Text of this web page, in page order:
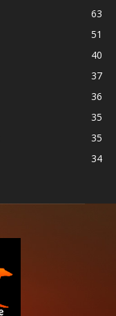
63
51
40
37
36
35
35
34